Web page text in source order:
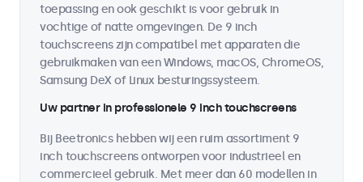
toepassing en ook geschikt is voor gebruik in
vochtige of natte omgevingen. De 9 inch
touchscreens zijn compatibel met apparaten die
gebruikmaken van een Windows, macOS, ChromeOS,
Samsung DeX of Linux besturingssysteem.
Uw partner in professionele 9 inch touchscreens
Bij Beetronics hebben wij een ruim assortiment 9
inch touchscreens ontworpen voor industrieel en
commercieel gebruik. Met meer dan 60 modellen in